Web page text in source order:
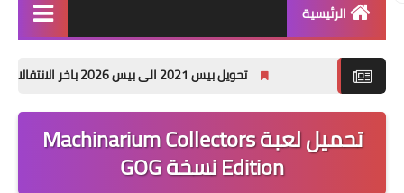
الرئيسية
باتشات PES
العاب PSP
تحويل بيس 2021 الى بيس 2026 باخر الانتقالات الصيفية PES 2021 PATCH 26 pc
تحميل لعبة Machinarium Collectors
Edition نسخة GOG